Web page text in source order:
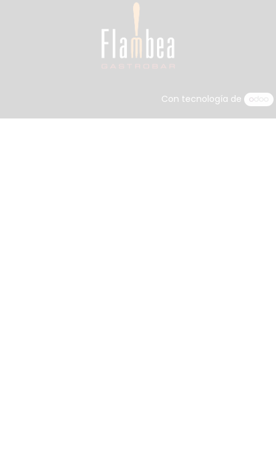
Con tecnología de